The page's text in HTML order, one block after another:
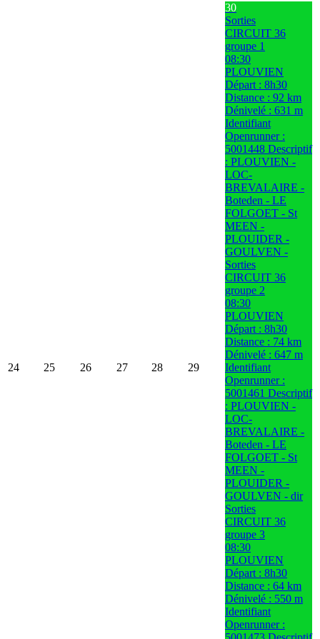
24 25 26 27 28 29
30
Sorties
CIRCUIT 36
groupe 1
08:30
PLOUVIEN
Départ : 8h30
Distance : 92 km
Dénivelé : 631 m
Identifiant
Openrunner :
5001448 Descriptif
: PLOUVIEN -
LOC-
BREVALAIRE -
Boteden - LE
FOLGOET - St
MEEN -
PLOUIDER -
GOULVEN -
Sorties
CIRCUIT 36
groupe 2
08:30
PLOUVIEN
Départ : 8h30
Distance : 74 km
Dénivelé : 647 m
Identifiant
Openrunner :
5001461 Descriptif
: PLOUVIEN -
LOC-
BREVALAIRE -
Boteden - LE
FOLGOET - St
MEEN -
PLOUIDER -
GOULVEN - dir
Sorties
CIRCUIT 36
groupe 3
08:30
PLOUVIEN
Départ : 8h30
Distance : 64 km
Dénivelé : 550 m
Identifiant
Openrunner :